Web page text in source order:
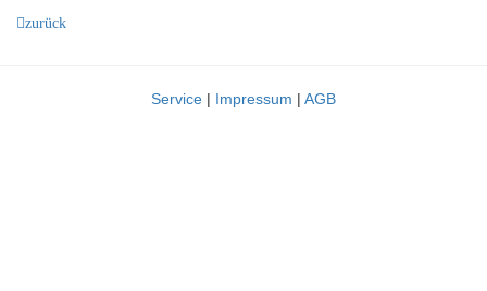
zurück
Service | Impressum | AGB